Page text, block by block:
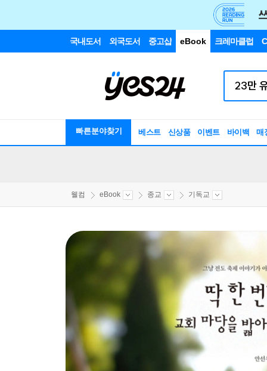
국내도서 외국도서 중고샵 eBook 크레마클럽
빠른분야찾기 베스트 신상품 이벤트 바이백 매
웰컴 eBook 종교 기독교